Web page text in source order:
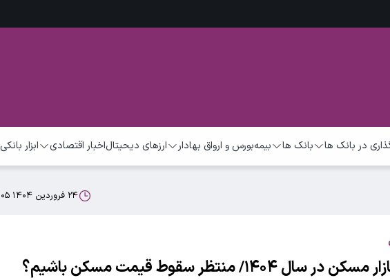
در بانک ها بانک ها بیمهبورس و ارواق بهادار ارزهای دیحیتالاخبار اقتصادی ابزار بانکی
۲۴ فروردین ۱۴۰۴ ۱۵:۰۵
منتظر سقوط قیمت مسکن باشیم؟